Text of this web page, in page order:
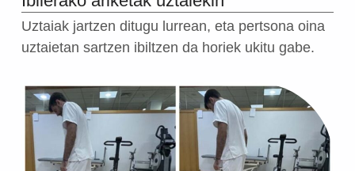
Uztaiak jartzen ditugu lurrean, eta pertsona oina
uztaietan sartzen ibiltzen da horiek ukitu gabe.